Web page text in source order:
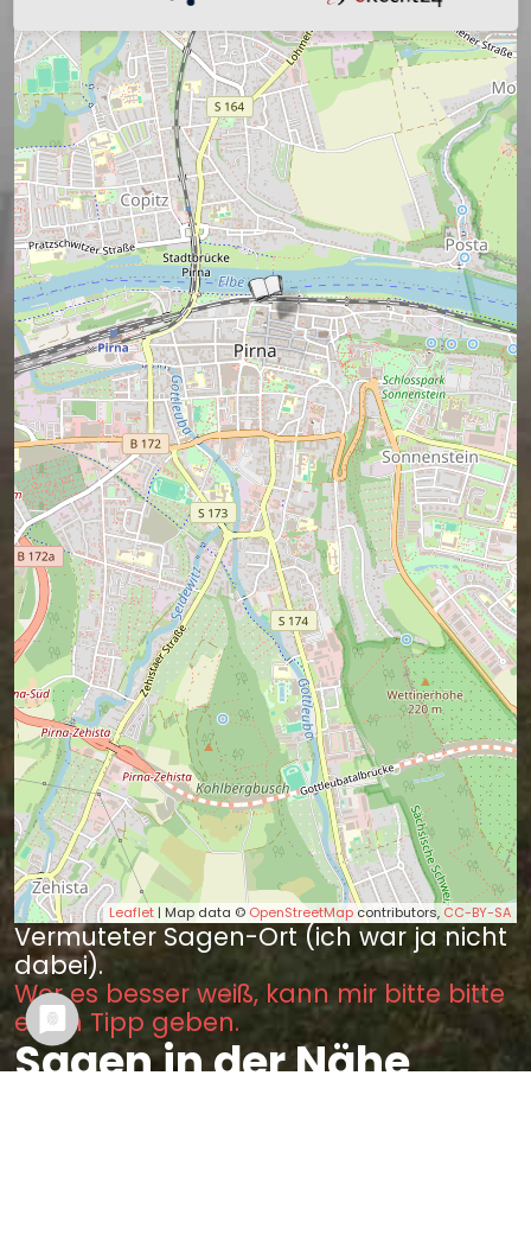
Leaflet | Map data © OpenStreetMapcontributors, CC-BY-SA
Vermuteter Sagen-Ort (ich war ja nicht
dabei).
Wer es besser weiß, kann mir bitte bitte
einen Tipp geben.
Sagen in der Nähe